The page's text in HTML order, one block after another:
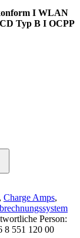
I WLAN
Typ B I OCPP
, Charge Amps,
Person:
8 551 120 00